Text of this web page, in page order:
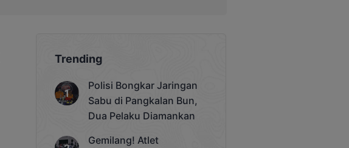
Trending
Polisi Bongkar Jaringan
Sabu di Pangkalan Bun,
Dua Pelaku Diamankan
Gemilang! Atlet